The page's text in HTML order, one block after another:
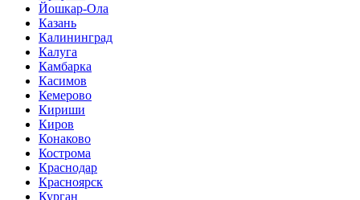
Йошкар-Ола
Казань
Калининград
Калуга
Камбарка
Касимов
Кемерово
Кириши
Киров
Конаково
Кострома
Краснодар
Красноярск
Курган